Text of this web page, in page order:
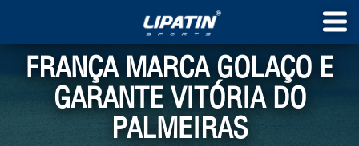
FRANÇA MARCA GOLAÇO E
GARANTE VITÓRIA DO
PALMEIRAS